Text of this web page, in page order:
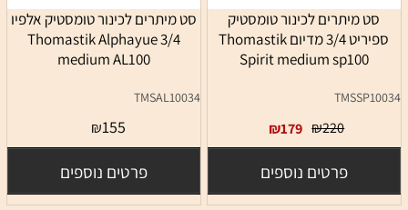
סט מיתרים לכינור טומסטיק
ספיריט 3/4 מדיום Thomastik
Spirit medium sp100
TMSSP10034
₪220
₪179
פרטים נוספים
סט מיתרים לכינור טומסטיק אלפיו
3/4 Thomastik Alphayue
medium AL100
TMSAL10034
₪155
פרטים נוספים